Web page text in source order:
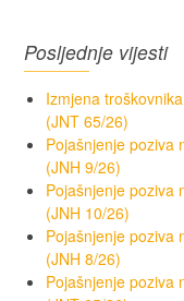
Posljednje vijesti
Izmjena troškovnika
(JNT 65/26)
Pojašnjenje poziva
(JNH 9/26)
Pojašnjenje poziva
(JNH 10/26)
Pojašnjenje poziva
(JNH 8/26)
Pojašnjenje poziva